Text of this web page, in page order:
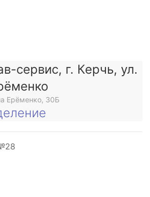
сервис, г. Керчь, ул.
Ерёменко, 30Б